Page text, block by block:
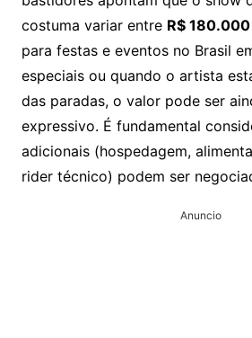
costuma variar entre R$
para festas e eventos no Brasil
especiais ou quando o artista
das paradas, o valor pode ser
expressivo. É fundamental
adicionais (hospedagem,
rider técnico) podem ser
Anuncio